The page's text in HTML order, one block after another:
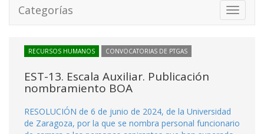
Toggle
Categorías
RECURSOS HUMANOS CONVOCATORIAS DE PTGAS
EST-13. Escala Auxiliar. Publicación
nombramiento BOA
RESOLUCIÓN de 6 de junio de 2024, de la Universidad
de Zaragoza, por la que se nombra personal funcionario